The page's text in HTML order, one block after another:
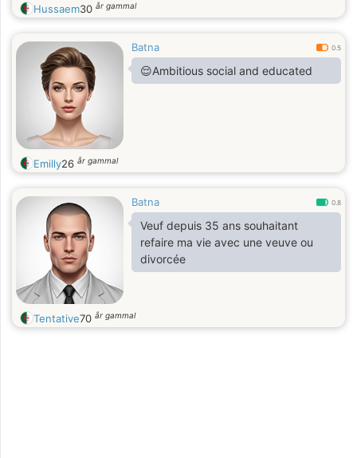
Hussaem30 år gammal
Batna 0.5
😌Ambitious social and educated
Emilly26 år gammal
Batna 0.8
Veuf depuis 35 ans souhaitant
refaire ma vie avec une veuve ou
divorcée
Tentative70 år gammal